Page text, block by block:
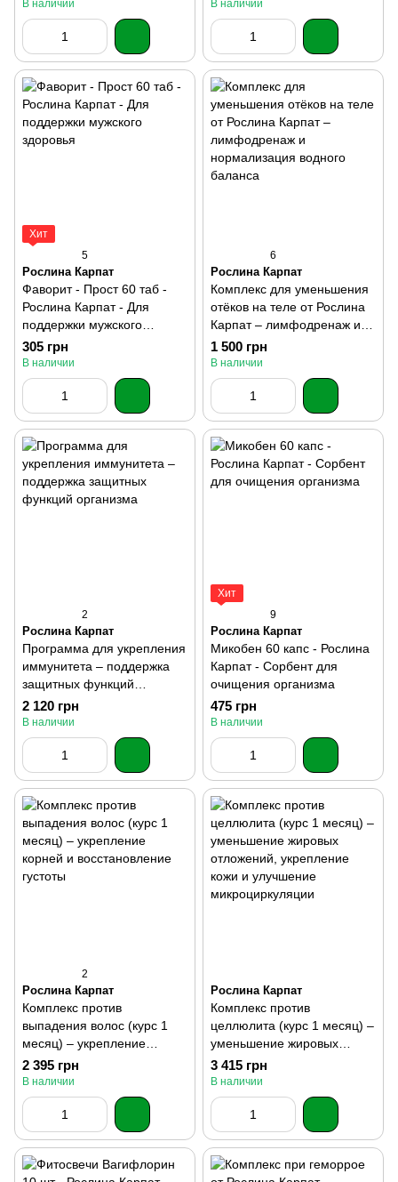
действием и поддержкой
пищеварения
В наличии В наличии
Хит
5
Рослина Карпат
Фаворит - Прост 60 таб -
Рослина Карпат - Для
поддержки мужского
здоровья
305 грн
В наличии
6
Рослина Карпат
Комплекс для уменьшения
отёков на теле от Рослина
Карпат – лимфодренаж и
нормализация водного
баланса
1 500 грн
В наличии
2
Рослина Карпат
Программа для укрепления
иммунитета – поддержка
защитных функций
организма
2 120 грн
В наличии
Хит
9
Рослина Карпат
Микобен 60 капс - Рослина
Карпат - Сорбент для
очищения организма
475 грн
В наличии
2
Рослина Карпат
Комплекс против
выпадения волос (курс 1
месяц) – укрепление
корней и восстановление
густоты
2 395 грн
В наличии
Рослина Карпат
Комплекс против
целлюлита (курс 1 месяц) –
уменьшение жировых
отложений, укрепление
кожи и улучшение
микроциркуляции
3 415 грн
В наличии